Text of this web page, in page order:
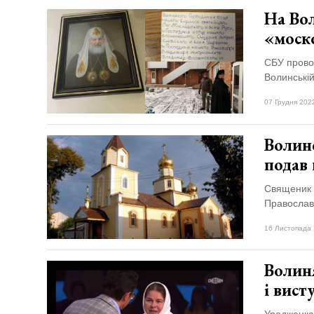
На
СБУ
07 Грудня
подав
Священик
16 Листопада
і